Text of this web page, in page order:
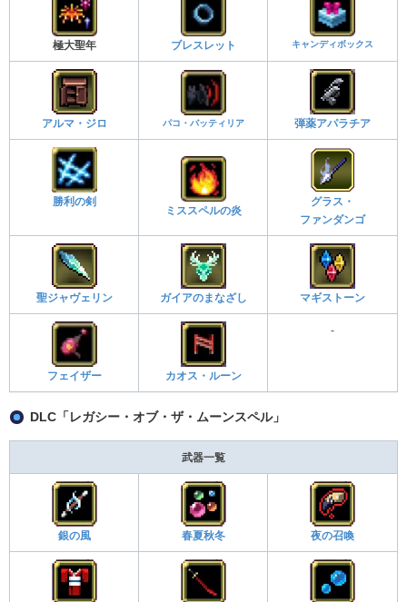
極大聖年 ブレスレット キャンディボックス
アルマ・ジロ パコ・バッティリア 弾薬アパラチア
勝利の剣
ミススペルの炎
グラス・
ファンダンゴ
聖ジャヴェリン ガイアのまなざし マギストーン
フェイザー カオス・ルーン
-
DLC「レガシー・オブ・ザ・ムーンスペル」
武器一覧
銀の風 春夏秋冬 夜の召喚